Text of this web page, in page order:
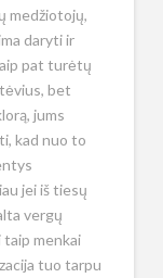
medžiotojų,
daryti ir
pat turėtų
bet
jums
kad nuo to
jei iš tiesų
vergų
taip menkai
tuo tarpu